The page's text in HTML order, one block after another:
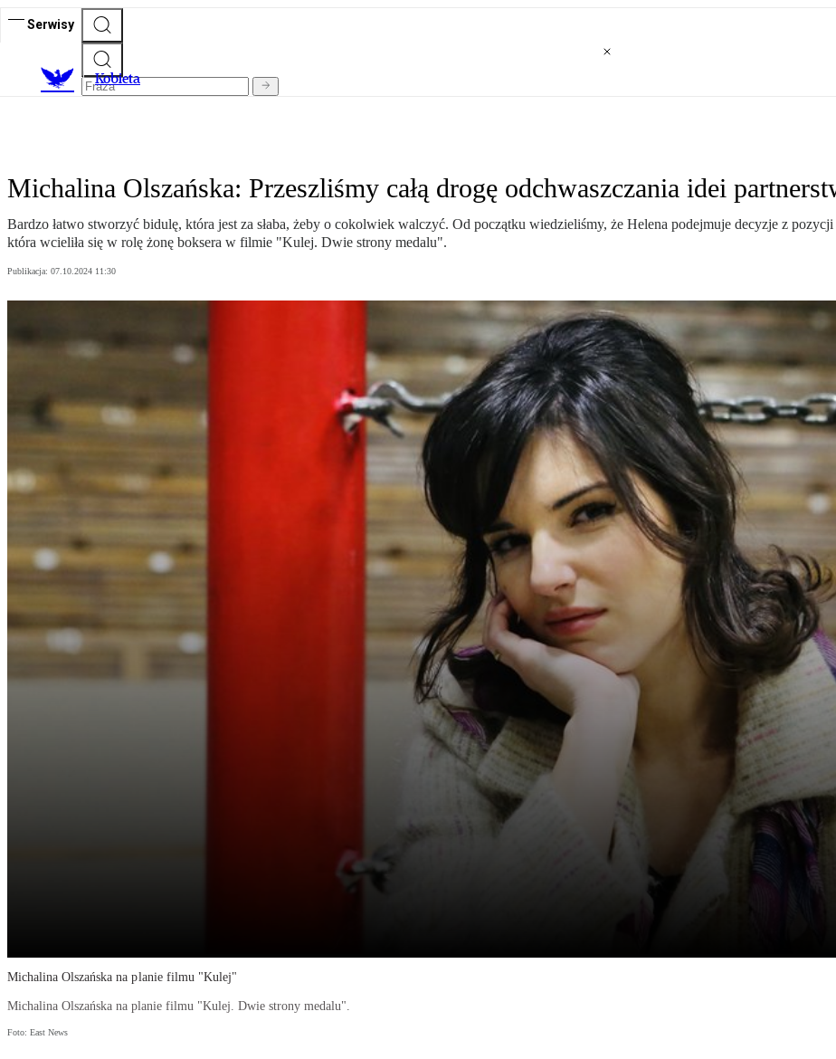
Serwisy
Kobieta
Michalina Olszańska: Przeszliśmy całą drogę odchwaszczania idei
Bardzo łatwo stworzyć bidulę, która jest za słaba, żeby o cokolwiek walczyć. Od początku wiedzieliśmy, że Helena podejmuje decyzje z
która wcieliła się w rolę żonę boksera w filmie "Kulej. Dwie strony medalu".
Publikacja: 07.10.2024 11:30
Michalina Olszańska na planie filmu "Kulej"
Michalina Olszańska na planie filmu "Kulej. Dwie strony medalu".
Foto: East News